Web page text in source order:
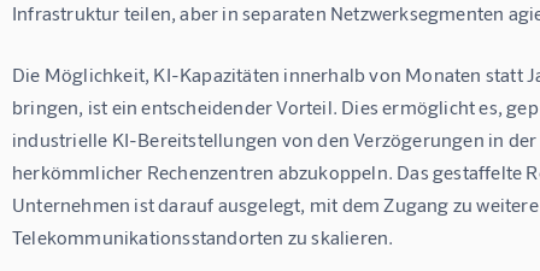
Infrastruktur teilen, aber in separaten Netzwerksegmenten
Die Möglichkeit, KI-Kapazitäten innerhalb von Monaten statt
bringen, ist ein entscheidender Vorteil. Dies ermöglicht es,
industrielle KI-Bereitstellungen von den Verzögerungen in
herkömmlicher Rechenzentren abzukoppeln. Das gestaffelte
Unternehmen ist darauf ausgelegt, mit dem Zugang zu
Telekommunikationsstandorten zu skalieren.